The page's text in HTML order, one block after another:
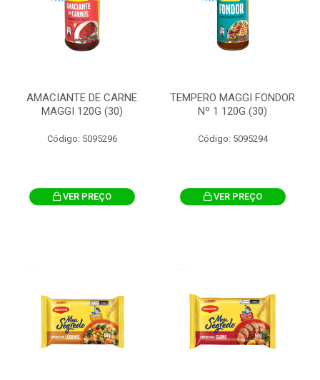
AMACIANTE DE CARNE
MAGGI 120G (30)
Código: 5095296
VER PREÇO
TEMPERO MAGGI FONDOR
Nº 1 120G (30)
Código: 5095294
VER PREÇO